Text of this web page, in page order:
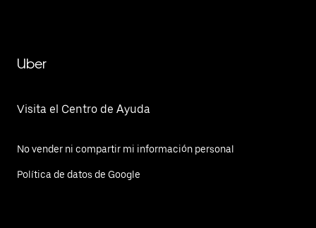
Uber
Visita el Centro de Ayuda
No vender ni compartir mi información personal
Política de datos de Google